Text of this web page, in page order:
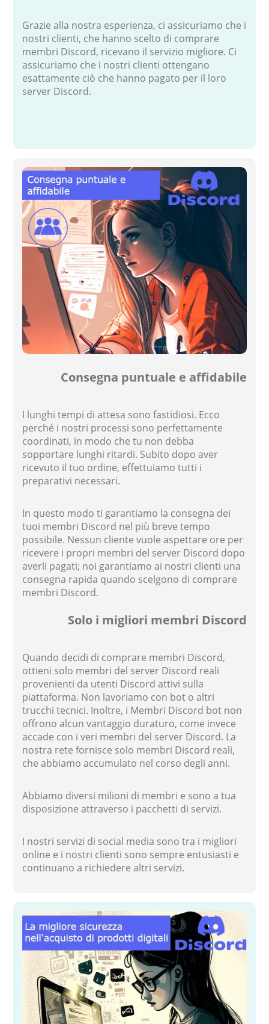
Grazie alla nostra esperienza, ci assicuriamo che i
nostri clienti, che hanno scelto di comprare
membri Discord, ricevano il servizio migliore. Ci
assicuriamo che i nostri clienti ottengano
esattamente ciò che hanno pagato per il loro
server Discord.
Consegna puntuale e affidabile
I lunghi tempi di attesa sono fastidiosi. Ecco
perché i nostri processi sono perfettamente
coordinati, in modo che tu non debba
sopportare lunghi ritardi. Subito dopo aver
ricevuto il tuo ordine, effettuiamo tutti i
preparativi necessari.
In questo modo ti garantiamo la consegna dei
tuoi membri Discord nel più breve tempo
possibile. Nessun cliente vuole aspettare ore per
ricevere i propri membri del server Discord dopo
averli pagati; noi garantiamo ai nostri clienti una
consegna rapida quando scelgono di comprare
membri Discord.
Solo i migliori membri Discord
Quando decidi di comprare membri Discord,
ottieni solo membri del server Discord reali
provenienti da utenti Discord attivi sulla
piattaforma. Non lavoriamo con bot o altri
trucchi tecnici. Inoltre, i Membri Discord bot non
offrono alcun vantaggio duraturo, come invece
accade con i veri membri del server Discord. La
nostra rete fornisce solo membri Discord reali,
che abbiamo accumulato nel corso degli anni.
Abbiamo diversi milioni di membri e sono a tua
disposizione attraverso i pacchetti di servizi.
I nostri servizi di social media sono tra i migliori
online e i nostri clienti sono sempre entusiasti e
continuano a richiedere altri servizi.